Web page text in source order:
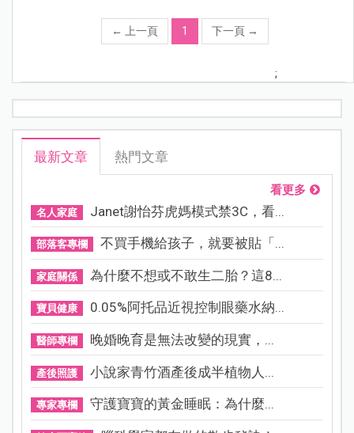
← 上一頁 1 下一頁 →
;
最新文章 熱門文章
看更多
名人家庭 Janet謝怡芬虎媽模式禁3C，看...
部落客專欄 不買手機給孩子，就要被貼「...
家庭關係 為什麼不想或不敢生二胎？這8...
寶貝健康 0.05%阿托品近視控制眼藥水納...
醫師專欄 晚婚晚育是無法改變的現實，...
產後照護 小說家青竹酒產後成半植物人...
專家專欄 守護寶寶的黃金睡眠：為什麼...